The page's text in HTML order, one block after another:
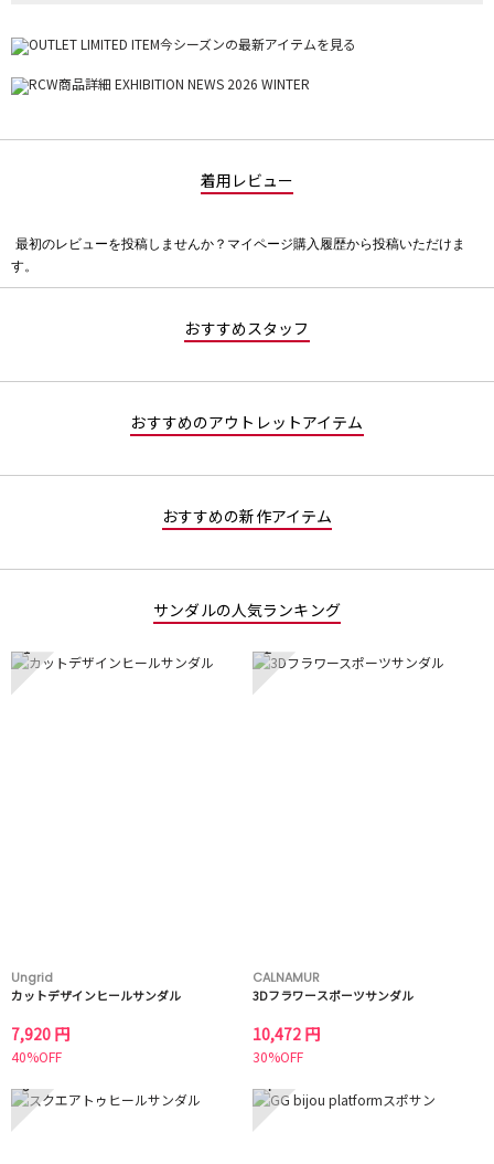
着用レビュー
評
価
最初のレビューを投稿しませんか？マイページ購入履歴から投稿いただけま
す。
おすすめスタッフ
おすすめのアウトレットアイテム
おすすめの新作アイテム
サンダルの人気ランキング
1
Ungrid
カットデザインヒールサンダル
7,920 円
40%OFF
2
CALNAMUR
3Dフラワースポーツサンダル
10,472 円
30%OFF
3 4